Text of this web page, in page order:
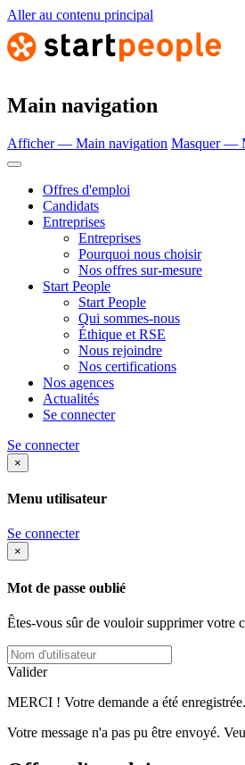
Aller au contenu principal
Main navigation
Afficher — Main navigation Masquer —
Offres d'emploi
Candidats
Entreprises
Entreprises
Pourquoi nous choisir
Nos offres sur-mesure
Start People
Start People
Qui sommes-nous
Éthique et RSE
Nous rejoindre
Nos certifications
Nos agences
Actualités
Se connecter
Se connecter
×
Menu utilisateur
Se connecter
×
Mot de passe oublié
Êtes-vous sûr de vouloir supprimer votre
Valider
MERCI ! Votre demande a été enregistrée.
Votre message n'a pas pu être envoyé.